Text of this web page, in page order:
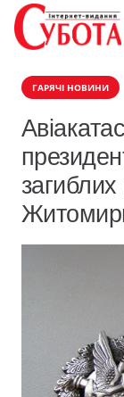
ГАРЯЧІ НОВИНИ
загиблих